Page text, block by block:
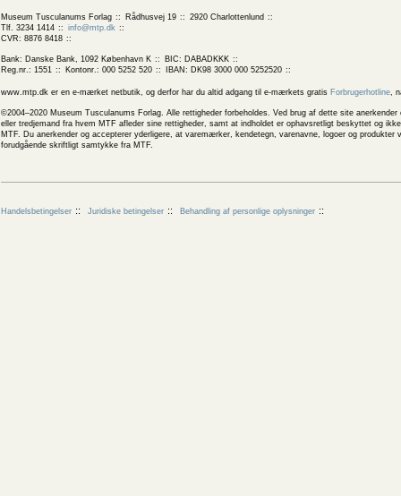
Museum Tusculanums Forlag Rådhusvej 19
2920 Charlottenlund
Tlf. 3234 1414
info@mtp.dk
CVR: 8876 8418
Bank: Danske Bank, 1092 København K
BIC: DABADKKK
Reg.nr.: 1551
Kontonr.: 000 5252 520 IBAN: DK98 3000 000 5252520
www.mtp.dk er en e-mærket netbutik, og derfor har du altid adgang til e-mærkets gratis Forbrugerhotline,
©2004–2020 Museum Tusculanums Forlag. Alle rettigheder forbeholdes. Ved brug af dette site
eller tredjemand fra hvem MTF afleder sine rettigheder, samt at indholdet er ophavsretligt beskyttet og
MTF. Du anerkender og accepterer yderligere, at varemærker, kendetegn, varenavne, logoer og
forudgående skriftligt samtykke fra MTF.
Handelsbetingelser Juridiske betingelser Behandling af personlige oplysninger